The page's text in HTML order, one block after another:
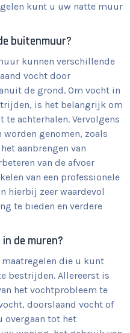
kunt u uw natte muur
buitenmuur?
kunnen verschillende
vocht door
de grond. Om vocht in
is het belangrijk om
te achterhalen. Vervolgens
genomen, zoals
aanbrengen van
van de afvoer
van een professionele
hierbij zeer waardevol
te bieden en verdere
de muren?
die u kunt
bestrijden. Allereerst is
het vochtprobleem te
doorslaand vocht of
overgaan tot het